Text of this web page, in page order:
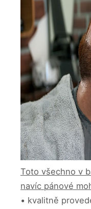
Toto všechno v
navíc pánové
• kvalitně